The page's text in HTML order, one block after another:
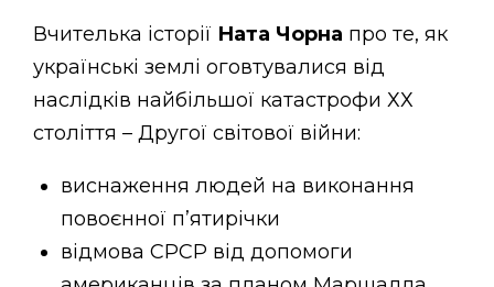
Вчителька історії Ната Чорна про те, як
українські землі оговтувалися від
наслідків найбільшої катастрофи ХХ
століття – Другої світової війни:
виснаження людей на виконання
повоєнної пʼятирічки
відмова СРСР від допомоги